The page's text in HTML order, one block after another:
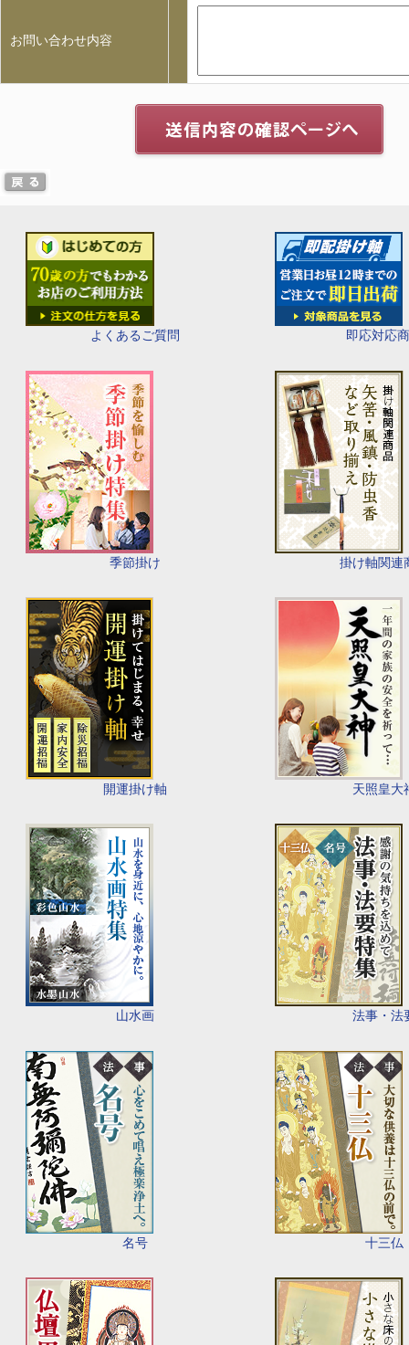
よくあるご質問 即応対応
季節掛け 掛け軸関連
開運掛け軸 天照皇大
山水画 法事・法
名号 十三仏
お問い合わせ内容